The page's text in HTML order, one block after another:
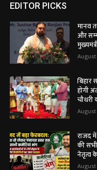
EDITOR PICKS
मानव
और
August
बिहार
होगी
चौधरी
August
राजद
की
नेतृत्व
August